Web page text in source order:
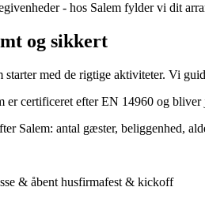
- hos Salem fylder vi dit
og sikkert
starter med de rigtige aktiviteter. Vi
certificeret efter EN 14960 og bliver
Salem: antal gæster, beliggenhed,
& åbent husfirmafest & kickoff